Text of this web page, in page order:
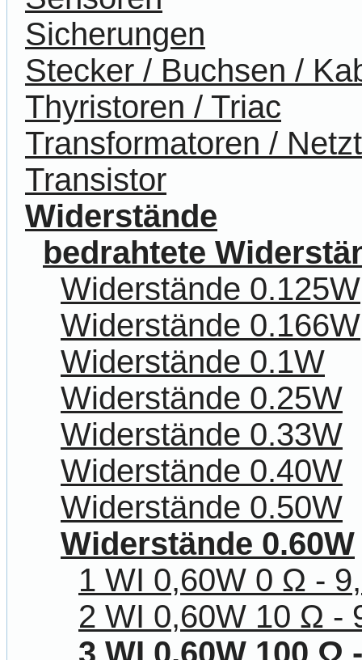
Sicherungen
Stecker / Buchsen /
Thyristoren / Triac
Transformatoren /
Transistor
Widerstände
bedrahtete
Widerstände 0.125W
Widerstände 0.166W
Widerstände 0.1W
Widerstände 0.25W
Widerstände 0.33W
Widerstände 0.40W
Widerstände 0.50W
Widerstände 0.60W
1 WI 0,60W 0 Ω -
2 WI 0,60W 10 Ω -
3 WI 0,60W 100 Ω